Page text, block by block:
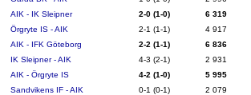
AIK - IK Sleipner 2-0 (1-0)
6 319
Örgryte IS - AIK 2-1 (1-1)
4 917
AIK - IFK Göteborg 2-2 (1-1)
6 836
IK Sleipner - AIK 4-3 (2-1)
2 931
AIK - Örgryte IS 4-2 (1-0)
5 995
Sandvikens IF - AIK 0-1 (0-1)
2 079